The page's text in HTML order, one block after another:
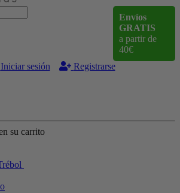
Envíos
GRATIS
a partir de
40€
Iniciar sesión
Registrarse
su carrito